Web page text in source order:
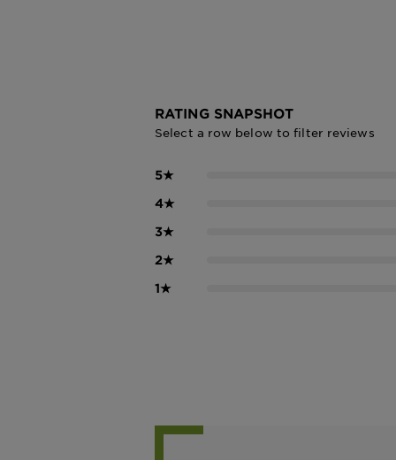
RATING SNAPSHOT
Select a row below to filter reviews
5★
4★
3★
2★
1★